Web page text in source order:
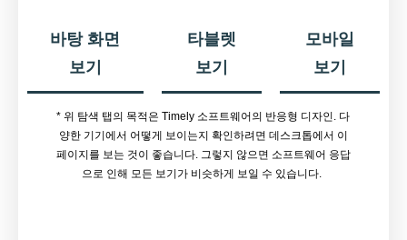
바탕 화면
보기
타블렛
보기
모바일
보기
* 위 탐색 탭의 목적은 Timely 소프트웨어의 반응형 디자인. 다
양한 기기에서 어떻게 보이는지 확인하려면 데스크톱에서 이
페이지를 보는 것이 좋습니다. 그렇지 않으면 소프트웨어 응답
으로 인해 모든 보기가 비슷하게 보일 수 있습니다.